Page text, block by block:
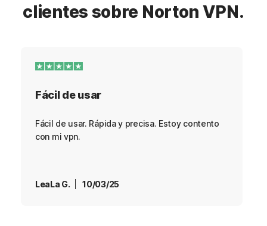
clientes sobre Norton VPN.
Fácil de usar
Fácil de usar. Rápida y precisa. Estoy contento
con mi vpn.
LeaLa G. 10/03/25